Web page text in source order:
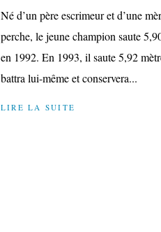
Né d’un père escrimeur et d’une
perche, le jeune champion saute
en 1992. En 1993, il saute 5,92
battra lui-même et conservera...
LIRE LA SUITE